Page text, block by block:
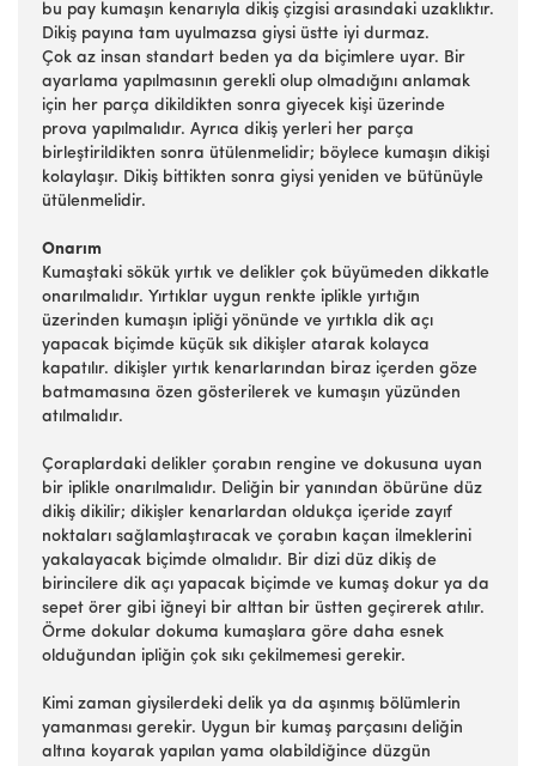
bu pay kumaşın kenarıyla dikiş çizgisi arasındaki uzaklıktır.
Dikiş payına tam uyulmazsa giysi üstte iyi durmaz.
Çok az insan standart beden ya da biçimlere uyar. Bir
ayarlama yapılmasının gerekli olup olmadığını anlamak
için her parça dikildikten sonra giyecek kişi üzerinde
prova yapılmalıdır. Ayrıca dikiş yerleri her parça
birleştirildikten sonra ütülenmelidir; böylece kumaşın dikişi
kolaylaşır. Dikiş bittikten sonra giysi yeniden ve bütünüyle
ütülenmelidir.
Onarım
Kumaştaki sökük yırtık ve delikler çok büyümeden dikkatle
onarılmalıdır. Yırtıklar uygun renkte iplikle yırtığın
üzerinden kumaşın ipliği yönünde ve yırtıkla dik açı
yapacak biçimde küçük sık dikişler atarak kolayca
kapatılır. dikişler yırtık kenarlarından biraz içerden göze
batmamasına özen gösterilerek ve kumaşın yüzünden
atılmalıdır.
Çoraplardaki delikler çorabın rengine ve dokusuna uyan
bir iplikle onarılmalıdır. Deliğin bir yanından öbürüne düz
dikiş dikilir; dikişler kenarlardan oldukça içeride zayıf
noktaları sağlamlaştıracak ve çorabın kaçan ilmeklerini
yakalayacak biçimde olmalıdır. Bir dizi düz dikiş de
birincilere dik açı yapacak biçimde ve kumaş dokur ya da
sepet örer gibi iğneyi bir alttan bir üstten geçirerek atılır.
Örme dokular dokuma kumaşlara göre daha esnek
olduğundan ipliğin çok sıkı çekilmemesi gerekir.
Kimi zaman giysilerdeki delik ya da aşınmış bölümlerin
yamanması gerekir. Uygun bir kumaş parçasını deliğin
altına koyarak yapılan yama olabildiğince düzgün